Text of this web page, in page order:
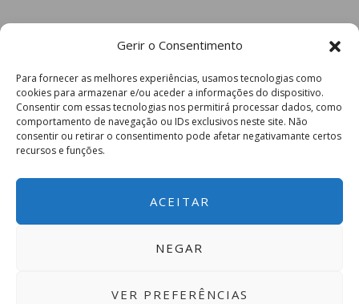
Gerir o Consentimento
Para fornecer as melhores experiências, usamos tecnologias como
cookies para armazenar e/ou aceder a informações do dispositivo.
Consentir com essas tecnologias nos permitirá processar dados, como
comportamento de navegação ou IDs exclusivos neste site. Não
consentir ou retirar o consentimento pode afetar negativamante certos
recursos e funções.
ACEITAR
NEGAR
VER PREFERÊNCIAS